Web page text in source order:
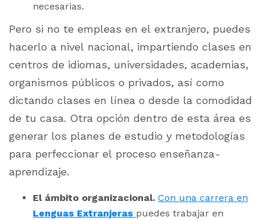
necesarias.
Pero si no te empleas en el extranjero, puedes
hacerlo a nivel nacional, impartiendo clases en
centros de idiomas, universidades, academias,
organismos públicos o privados, así como
dictando clases en línea o desde la comodidad
de tu casa. Otra opción dentro de esta área es
generar los planes de estudio y metodologías
para perfeccionar el proceso enseñanza-
aprendizaje.
El ámbito organizacional. Con una carrera en
Lenguas Extranjeras puedes trabajar en